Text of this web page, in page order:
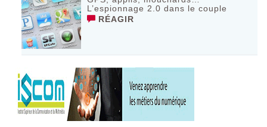
L’espionnage 2.0 dans le couple
RÉAGIR